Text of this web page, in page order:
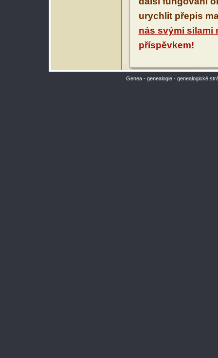
urychlit přepis
nás svými silami
příspěvkem!
Genea - genealogie - genealogické